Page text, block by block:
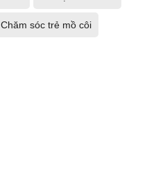
Chăm sóc trẻ mồ côi